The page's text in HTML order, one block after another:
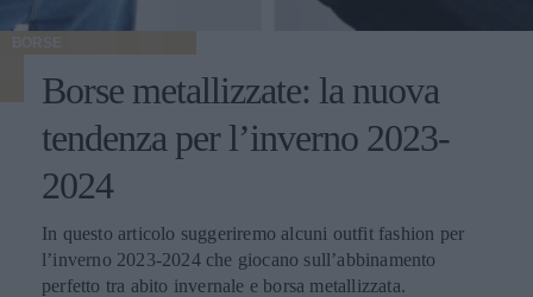
BORSE
Borse metallizzate: la nuova
tendenza per l’inverno 2023-
2024
In questo articolo suggeriremo alcuni outfit fashion per
l’inverno 2023-2024 che giocano sull’abbinamento
perfetto tra abito invernale e borsa metallizzata.